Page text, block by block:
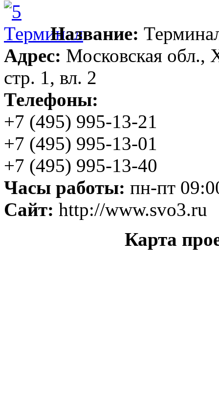
Название:
Адрес: Московская
стр. 1, вл. 2
Телефоны:
+7 (495) 995-13-21
+7 (495) 995-13-01
+7 (495) 995-13-40
Часы работы: пн-пт
Сайт: http://www.svo3.ru
Карта